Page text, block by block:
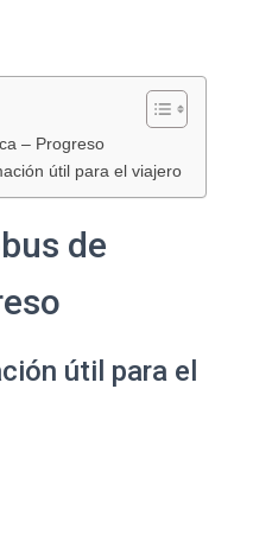
– Progreso
útil para el viajero
de
útil para el